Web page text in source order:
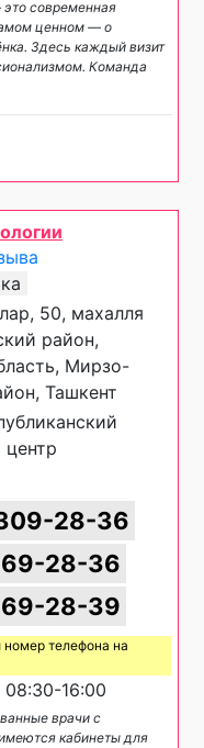
современная
ценном — о
Здесь каждый визит
Команда
50, махалля
район,
Мирзо-
Ташкент
центр
28-36
28-36
28-39
телефона на
08:30-16:00
врачи с
кабинеты для